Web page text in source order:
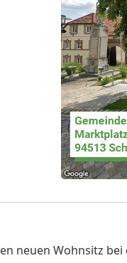
neuen Wohnsitz